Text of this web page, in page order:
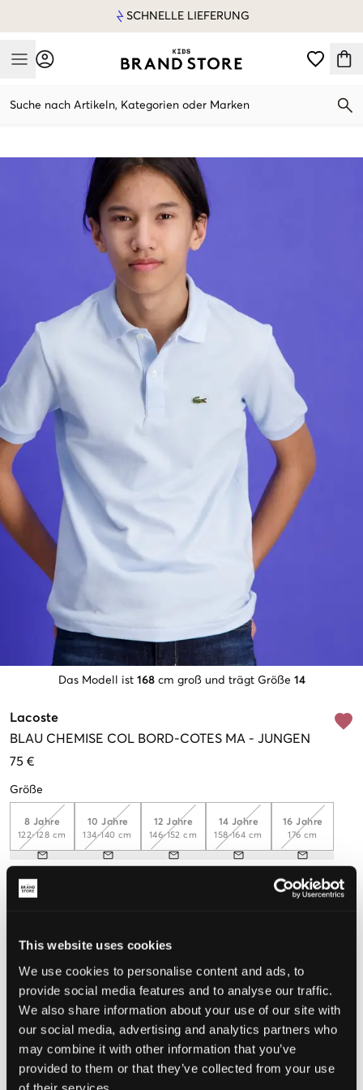
This website uses cookies
We use cookies to personalise content and ads, to
provide social media features and to analyse our traffic.
We also share information about your use of our site with
our social media, advertising and analytics partners who
may combine it with other information that you’ve
provided to them or that they’ve collected from your use
SCHNELLE LIEFERUNG
Mobile Menu
Suche nach Artikeln, Kategorien oder Marken
Das Modell ist 168 cm groß und trägt Größe 14
Lacoste
BLAU CHEMISE COL BORD-COTES MA - JUNGEN
75 €
Größe
8 Jahre
122-128 cm
10 Jahre
134-140 cm
12 Jahre
146-152 cm
14 Jahre
158-164 cm
16 Jahre
176 cm
Wahrgenommene Größe
GRÖSSENBERATER
WÄHLEN SIE EINE GRÖSSE
Schnelle lieferung
Gratis versand über €69
Widerrufsrechtinnerhalb von 60 Tagen